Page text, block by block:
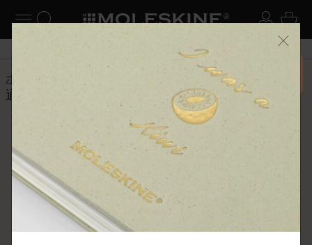
ナビゲーションの切替 ログ
検索 (キーワードなど) カ
6,500円以上のご購入で送料無料 メニ
ーを閉じる
ホーム
アプリ
通知が届かないのはなぜですか?
よくある質問に戻る
通知が届かないのはなぜですか?
イベントのリマインダーを設定しているのに受信できな
い場合、最も可能性が高い原因は、iPhone の設定で通知
がオフになっていることです。オンに戻すことでこれを
修正できます: